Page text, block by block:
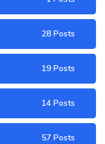
28 Posts
19 Posts
14 Posts
57 Posts